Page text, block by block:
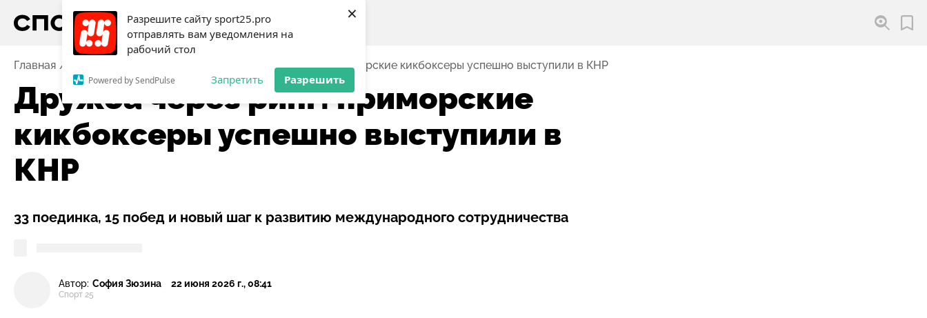
Разрешите сайту sport25.pro
отправлять вам уведомления на
рабочий стол
Powered by SendPulse Запретить Разрешить
×
Главная Дружба через ринг: приморские кикбоксеры успешно выступили в КНР
Дружба через ринг: приморские
кикбоксеры успешно выступили в
КНР
33 поединка, 15 побед и новый шаг к развитию международного сотрудничества
Автор: София Зюзина
Спорт 25
22 июня 2026 г., 08:41